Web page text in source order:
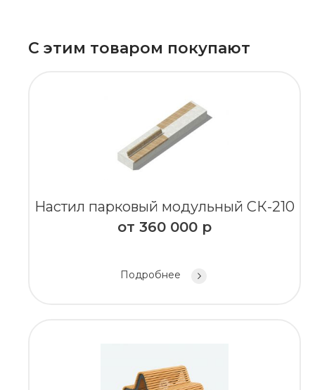
С этим товаром покупают
Настил парковый модульный СК-210
от 360 000 р
Подробнее